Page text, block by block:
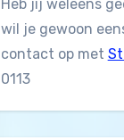
Heb jij weleens
wil je gewoon
contact op met
0113